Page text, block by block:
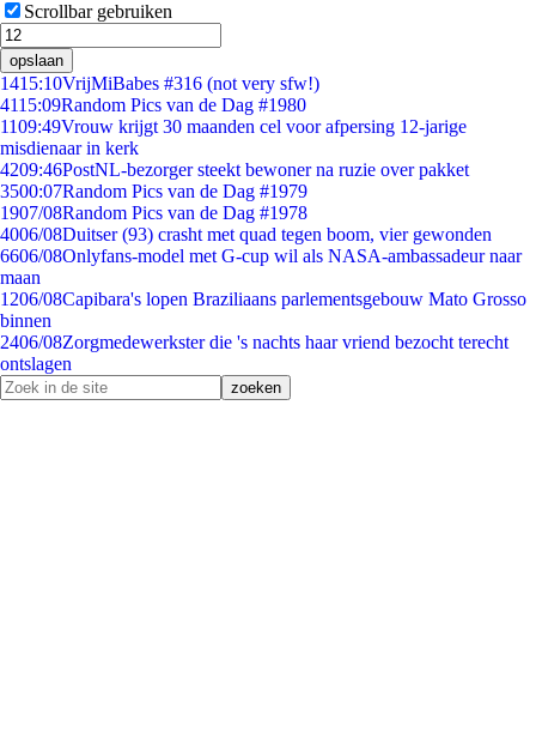
Scrollbar gebruiken
opslaan
1415:10VrijMiBabes #316 (not very sfw!)
4115:09Random Pics van de Dag #1980
1109:49Vrouw krijgt 30 maanden cel voor afpersing 12-jarige
misdienaar in kerk
4209:46PostNL-bezorger steekt bewoner na ruzie over pakket
3500:07Random Pics van de Dag #1979
1907/08Random Pics van de Dag #1978
4006/08Duitser (93) crasht met quad tegen boom, vier gewonden
6606/08Onlyfans-model met G-cup wil als NASA-ambassadeur naar
maan
1206/08Capibara's lopen Braziliaans parlementsgebouw Mato Grosso
binnen
2406/08Zorgmedewerkster die 's nachts haar vriend bezocht terecht
ontslagen